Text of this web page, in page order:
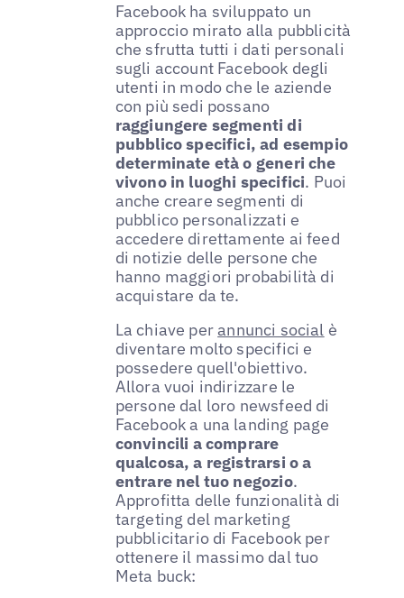
Facebook ha sviluppato un
approccio mirato alla pubblicità
che sfrutta tutti i dati personali
sugli account Facebook degli
utenti in modo che le aziende
con più sedi possano
raggiungere segmenti di
pubblico specifici, ad esempio
determinate età o generi che
vivono in luoghi specifici. Puoi
anche creare segmenti di
pubblico personalizzati e
accedere direttamente ai feed
di notizie delle persone che
hanno maggiori probabilità di
acquistare da te.
La chiave perannunci social è
diventare molto specifici e
possedere quell'obiettivo.
Allora vuoi indirizzare le
persone dal loro newsfeed di
Facebook a una landing page
convincili a comprare
qualcosa, a registrarsi o a
entrare nel tuo negozio.
Approfitta delle funzionalità di
targeting del marketing
pubblicitario di Facebook per
ottenere il massimo dal tuo
Meta buck: